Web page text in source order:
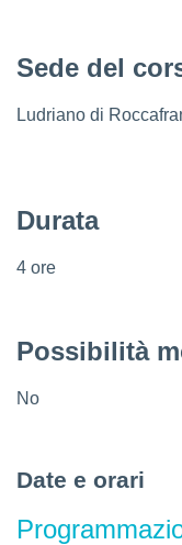
Sede del
Ludriano di
Durata
4 ore
Possibilità
No
Date e orari